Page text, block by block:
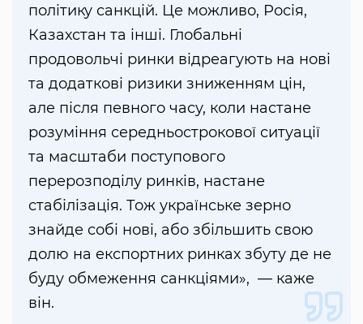
політику санкцій. Це можливо, Росія,
Казахстан та інші. Глобальні
продовольчі ринки відреагують на нові
та додаткові ризики зниженням цін,
але після певного часу, коли настане
розуміння середньострокової ситуації
та масштаби поступового
перерозподілу ринків, настане
стабілізація. Тож українське зерно
знайде собі нові, або збільшить свою
долю на експортних ринках збуту де не
буду обмеження санкціями», — каже
він.